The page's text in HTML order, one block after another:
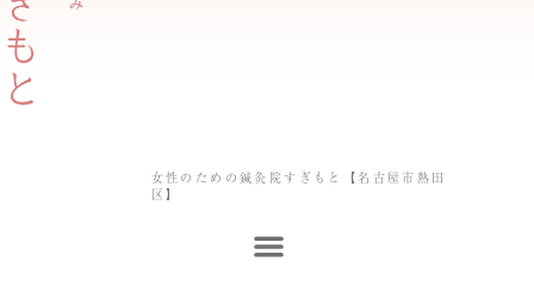
キ
ッ
プ
女性のための鍼灸院すぎもと【名古屋市熱田
区】